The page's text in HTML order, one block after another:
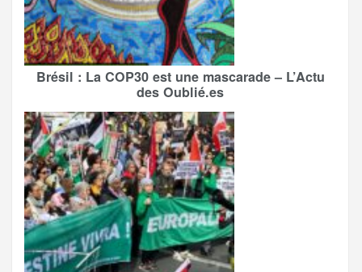
Brésil : La COP30 est une mascarade – L’Actu
des Oublié.es